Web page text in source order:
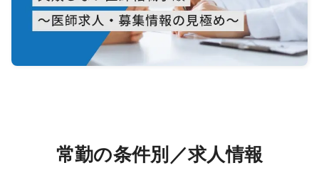
常勤の条件別／求人情報